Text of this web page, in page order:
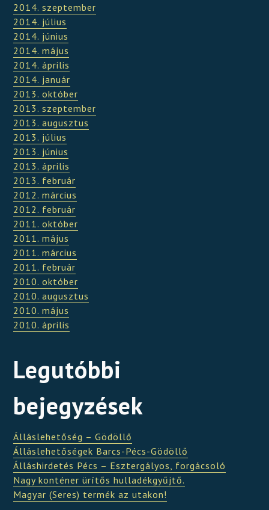
2014. szeptember
2014. július
2014. június
2014. május
2014. április
2014. január
2013. október
2013. szeptember
2013. augusztus
2013. július
2013. június
2013. április
2013. február
2012. március
2012. február
2011. október
2011. május
2011. március
2011. február
2010. október
2010. augusztus
2010. május
2010. április
Legutóbbi
bejegyzések
Álláslehetőség – Gödöllő
Álláslehetőségek Barcs-Pécs-Gödöllő
Álláshirdetés Pécs – Esztergályos, forgácsoló
Nagy konténer ürítős hulladékgyűjtő.
Magyar (Seres) termék az utakon!